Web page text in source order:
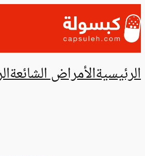
إلى
المحتوى
الرئيسيةالأمراض الشائعة